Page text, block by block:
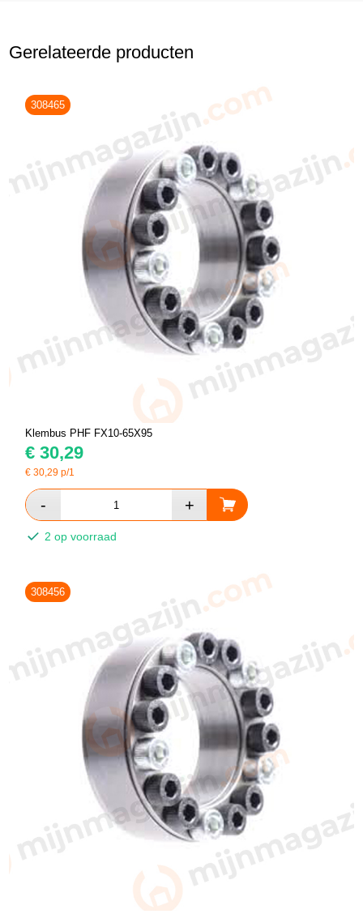
Gerelateerde producten
308465
Klembus PHF FX10-65X95
€ 30,29
€30,29 p/1
2 op voorraad
308456